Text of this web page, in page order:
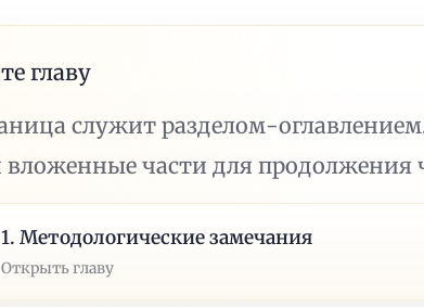
главу
служит разделом-
вложенные части для продолжения
1. Методологические замечания
Открыть главу